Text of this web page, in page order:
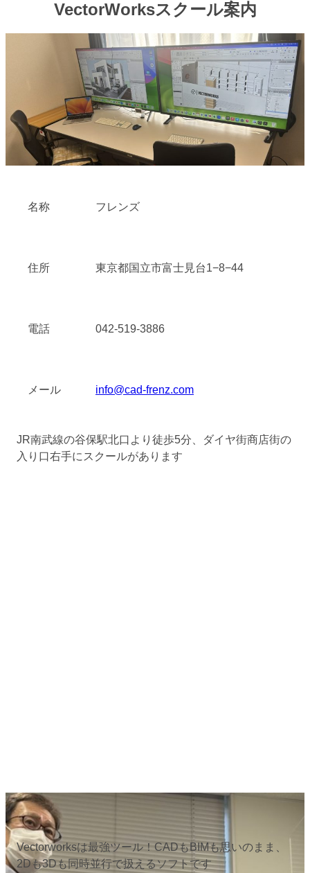
VectorWorksスクール案内
名称 フレンズ
住所 東京都国立市富士見台1−8−44
電話 042-519-3886
メール info@cad-frenz.com
JR南武線の谷保駅北口より徒歩5分、ダイヤ街商店街の
入り口右手にスクールがあります
Vectorworksは最強ツール！CADもBIMも思いのまま、
2Dも3Dも同時並行で扱えるソフトです